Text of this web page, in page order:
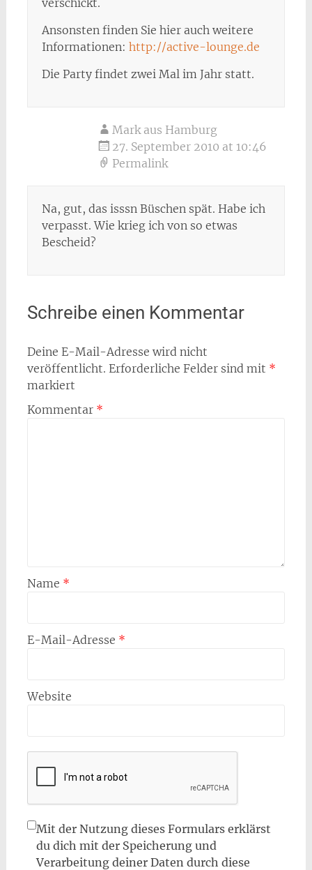
Ansonsten finden Sie hier auch weitere
Informationen: http://active-lounge.de
Die Party findet zwei Mal im Jahr statt.
Mark aus Hamburg
27. September 2010 at 10:46
Permalink
Na, gut, das isssn Büschen spät. Habe ich
verpasst. Wie krieg ich von so etwas
Bescheid?
Schreibe einen Kommentar
Deine E-Mail-Adresse wird nicht
veröffentlicht. Erforderliche Felder sind mit *
markiert
Kommentar *
Name *
E-Mail-Adresse *
Website
Mit der Nutzung dieses Formulars erklärst
du dich mit der Speicherung und
Verarbeitung deiner Daten durch diese